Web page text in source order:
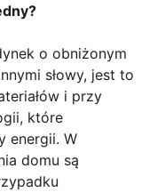
o obniżonym
słowy, jest to
i przy
które
energii. W
domu są